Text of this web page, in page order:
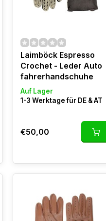
Laimböck Espresso
Crochet - Leder Auto
fahrerhandschuhe
Auf Lager
1-3 Werktage für DE & AT
€50,00